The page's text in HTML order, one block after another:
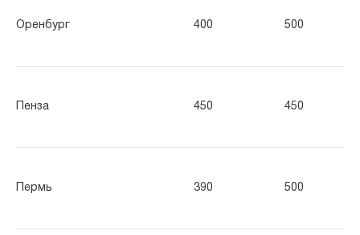
Оренбург 400 500
Пенза 450 450
Пермь 390 500